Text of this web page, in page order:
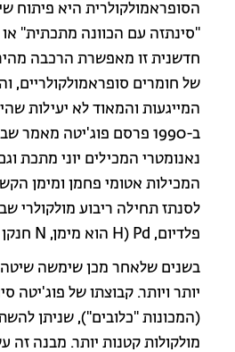
הסופראמולקולרית היא פיתוח
"סינתזה עם הכוונה מתכתית"
חדשנית זו מאפשרת הרכבה
של חומרים סופראמולקולריים,
המייגעות והמאוד לא יעילות
ב-1990 פרסם פוג'יטה
נאנומטרי המכילים יוני מתכת
המכילות אטומי פחמן ומימן
לסנתז תחילה ריבוע מולקולרי
פלדיום, Pd (H הוא מימן, N חנקן ו-O חמצן).
בשנים שלאחר מכן שימשה שיטה
יותר ויותר. קבוצתו של פוג'יטה
(המכונות "כלובים"), שניתן
מולקולות קטנות יותר. מבנה זה